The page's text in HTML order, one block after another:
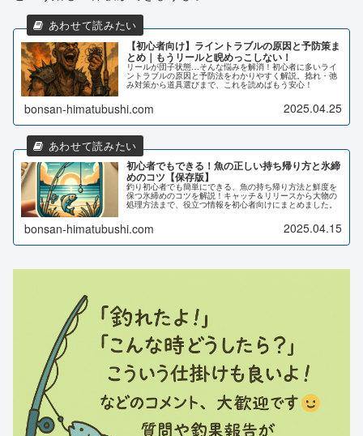
【初心者向け】ライントラブルの原因と予防策ま
とめ｜もうリールと睨めっこしない！
リールが団子状態…そんな悩みを解消！初心者に多いライ
ントラブルの原因と予防法をわかりやすく解説。捻れ・弛
み対策から道具選びまで、これを読めばもう安心！
bonsan-himatubushi.com 2025.04.25
初心者でもできる！魚の正しい持ち帰り方と氷締
めのコツ【保存版】
釣り初心者でも簡単にできる、魚の持ち帰り方法と鮮度を
保つ氷締めのコツを解説！キャッチ＆リリースから大物の
処理方法まで、役立つ情報を初心者向けにまとめました。
bonsan-himatubushi.com 2025.04.15